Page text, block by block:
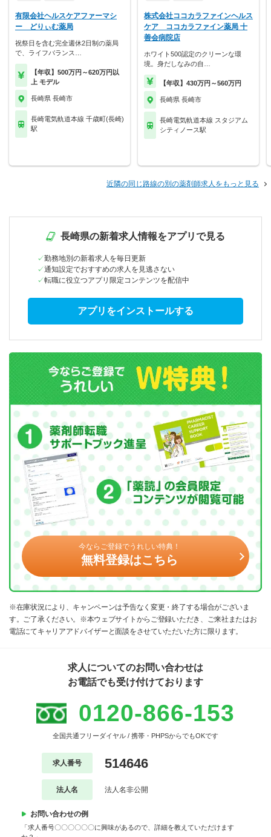
有限会社ヘルスケアファーマシ
ー どりぃむ薬局
祝祭日を含む完全週休2日制の薬局
で、ライフバランス…
【年収】500万円～620万円以
上 モデル
長崎県 長崎市
長崎電気軌道本線 千歳町(長崎)
駅
株式会社ココカラファインヘルス
ケア ココカラファイン薬局 十
善会病院店
ホワイト500認定のクリーンな環
境。身だしなみの自…
【年収】430万円～560万円
長崎県 長崎市
長崎電気軌道本線 スタジアム
シティノース駅
近隣の同じ路線の別の薬剤師求人をもっと見る
長崎県の新着求人情報をアプリで見る
勤務地別の新着求人を毎日更新
通知設定でおすすめの求人を見逃さない
転職に役立つアプリ限定コンテンツを配信中
アプリをインストールする
今ならご登録でうれしい特典！
無料登録はこちら
※在庫状況により、キャンペーンは予告なく変更・終了する場合がございま
す。ご了承ください。※本ウェブサイトからご登録いただき、ご来社またはお
電話にてキャリアアドバイザーと面談をさせていただいた方に限ります。
求人についてのお問い合わせは
お電話でも受け付けております
0120-866-153
全国共通フリーダイヤル / 携帯・PHPSからでもOKです
求人番号 514646
法人名 法人名非公開
お問い合わせの例
「求人番号〇〇〇〇〇〇に興味があるので、詳細を教えていただけます